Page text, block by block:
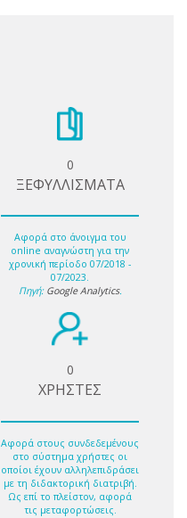
0
ΞΕΦΥΛΛΙΣΜΑΤΑ
Αφορά στο άνοιγμα του
online αναγνώστη για την
χρονική περίοδο 07/2018 -
07/2023.
Πηγή: Google Analytics.
0
ΧΡΗΣΤΕΣ
Αφορά στους συνδεδεμένους
στο σύστημα χρήστες οι
οποίοι έχουν αλληλεπιδράσει
με τη διδακτορική διατριβή.
Ως επί το πλείστον, αφορά
τις μεταφορτώσεις.